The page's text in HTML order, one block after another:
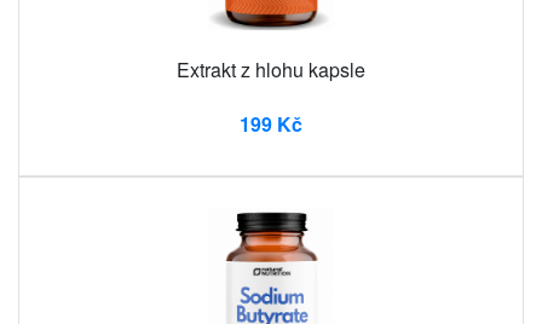
Extrakt z hlohu kapsle
199 Kč